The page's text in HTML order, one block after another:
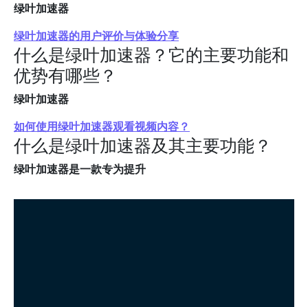
绿叶加速器
绿叶加速器的用户评价与体验分享
什么是绿叶加速器？它的主要功能和
优势有哪些？
绿叶加速器
如何使用绿叶加速器观看视频内容？
什么是绿叶加速器及其主要功能？
绿叶加速器是一款专为提升